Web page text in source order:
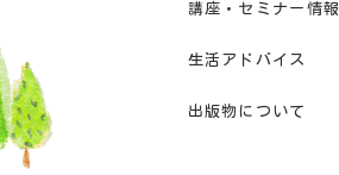
講座・セミナー情報
生活アドバイス
出版物について